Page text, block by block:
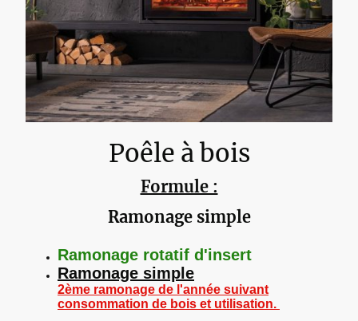
Poêle à bois
Formule :
Ramonage simple
Ramonage rotatif d'insert
Ramonage simple
2ème ramonage de l'année suivant
consommation de bois et utilisation.